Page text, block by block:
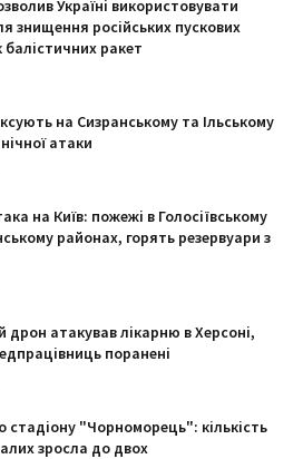
Україні використовувати
знищення російських пускових
балістичних ракет
на Сизранському та Ільському
атаки
на Київ: пожежі в Голосіївському
районах, горять резервуари з
дрон атакував лікарню в Херсоні,
поранені
стадіону "Чорноморець": кількість
зросла до двох